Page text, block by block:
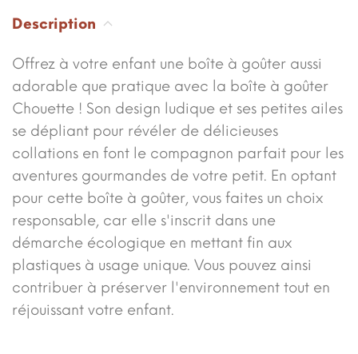
Description
Offrez à votre enfant une boîte à goûter aussi
adorable que pratique avec la boîte à goûter
Chouette ! Son design ludique et ses petites ailes
se dépliant pour révéler de délicieuses
collations en font le compagnon parfait pour les
aventures gourmandes de votre petit. En optant
pour cette boîte à goûter, vous faites un choix
responsable, car elle s'inscrit dans une
démarche écologique en mettant fin aux
plastiques à usage unique. Vous pouvez ainsi
contribuer à préserver l'environnement tout en
réjouissant votre enfant.